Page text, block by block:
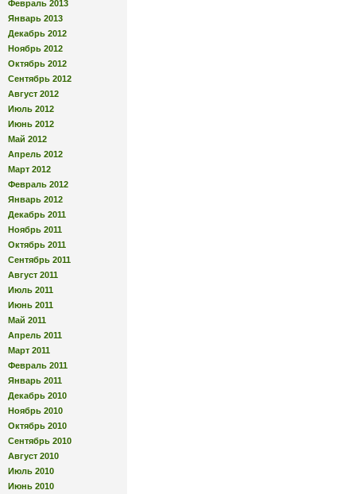
Февраль 2013
Январь 2013
Декабрь 2012
Ноябрь 2012
Октябрь 2012
Сентябрь 2012
Август 2012
Июль 2012
Июнь 2012
Май 2012
Апрель 2012
Март 2012
Февраль 2012
Январь 2012
Декабрь 2011
Ноябрь 2011
Октябрь 2011
Сентябрь 2011
Август 2011
Июль 2011
Июнь 2011
Май 2011
Апрель 2011
Март 2011
Февраль 2011
Январь 2011
Декабрь 2010
Ноябрь 2010
Октябрь 2010
Сентябрь 2010
Август 2010
Июль 2010
Июнь 2010